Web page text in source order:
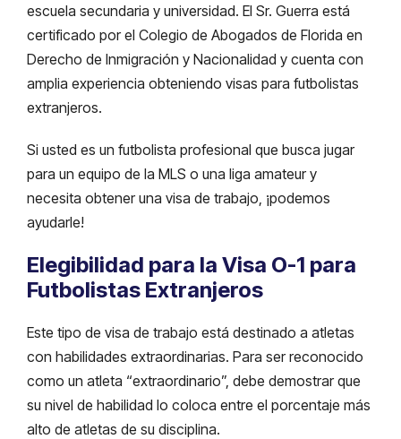
escuela secundaria y universidad. El Sr. Guerra está
certificado por el Colegio de Abogados de Florida en
Derecho de Inmigración y Nacionalidad y cuenta con
amplia experiencia obteniendo visas para futbolistas
extranjeros.
Si usted es un futbolista profesional que busca jugar
para un equipo de la MLS o una liga amateur y
necesita obtener una visa de trabajo, ¡podemos
ayudarle!
Elegibilidad para la Visa O-1 para
Futbolistas Extranjeros
Este tipo de visa de trabajo está destinado a atletas
con habilidades extraordinarias. Para ser reconocido
como un atleta “extraordinario”, debe demostrar que
su nivel de habilidad lo coloca entre el porcentaje más
alto de atletas de su disciplina.